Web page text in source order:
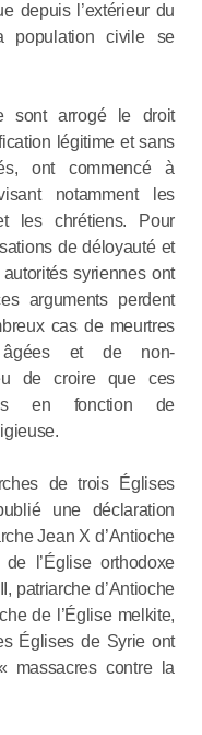
depuis l’extérieur du
population civile se
sont arrogé le droit
légitime et sans
ont commencé à
notamment les
les chrétiens. Pour
de déloyauté et
syriennes ont
arguments perdent
cas de meurtres
âgées et de non-
de croire que ces
en fonction de
de trois Églises
une déclaration
Jean X d’Antioche
l’Église orthodoxe
patriarche d’Antioche
de l’Église melkite,
Églises de Syrie ont
massacres contre la